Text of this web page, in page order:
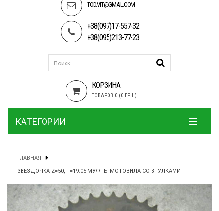
TOD.VIT@GMAIL.COM
+38(097)17-557-32
+38(095)213-77-23
КОРЗИНА
ТОВАРОВ 0 (0 ГРН.)
КАТЕГОРИИ
ГЛАВНАЯ
ЗВЕЗДОЧКА Z=50, T=19.05 МУФТЫ МОТОВИЛА СО ВТУЛКАМИ